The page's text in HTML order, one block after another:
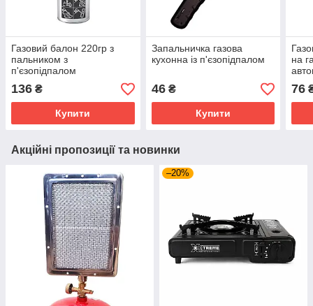
Газовий балон 220гр з
пальником з
п'єзопідпалом
136 ₴
Купити
Запальничка газова
кухонна із п'єзопідпалом
46₴
Купити
на
76
Акційні пропозиції та новинки
–20%